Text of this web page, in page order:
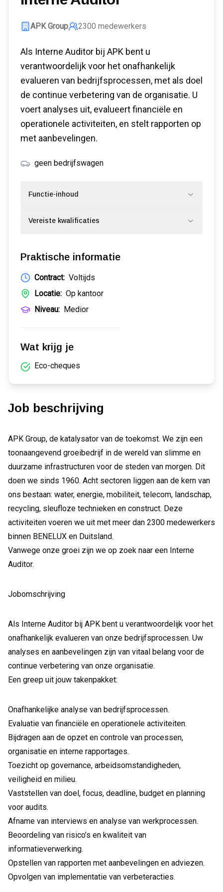
APK Group 2300 medewerkers
Als Interne Auditor bij APK bent u
verantwoordelijk voor het onafhankelijk
evalueren van bedrijfsprocessen, met als doel
de continue verbetering van de organisatie. U
voert analyses uit, evalueert financiële en
operationele activiteiten, en stelt rapporten op
met aanbevelingen.
geen bedrijfswagen
Functie-inhoud
Vereiste kwalificaties
Praktische informatie
Contract: Voltijds
Locatie: Op kantoor
Niveau: Medior
Wat krijg je
Eco-cheques
Job beschrijving
APK Group, de katalysator van de toekomst. We zijn een
toonaangevend groeibedrijf in de wereld van slimme en
duurzame infrastructuren voor de steden van morgen. Dit
doen we sinds 1960. Acht sectoren liggen aan de kern van
ons bestaan: water, energie, mobiliteit, telecom, landschap,
recycling, sleufloze technieken en construct. Deze
activiteiten voeren we uit met meer dan 2300 medewerkers
binnen BENELUX en Duitsland.
Vanwege onze groei zijn we op zoek naar een Interne
Auditor.
Jobomschrijving
Als Interne Auditor bij APK bent u verantwoordelijk voor het
onafhankelijk evalueren van onze bedrijfsprocessen. Uw
analyses en aanbevelingen zijn van vitaal belang voor de
continue verbetering van onze organisatie.
Een greep uit jouw takenpakket:
Onafhankelijke analyse van bedrijfsprocessen.
Evaluatie van financiële en operationele activiteiten.
Bijdragen aan de opzet en controle van processen,
organisatie en interne rapportages.
Toezicht op governance, arbeidsomstandigheden,
veiligheid en milieu.
Vaststellen van doel, focus, deadline, budget en planning
voor audits.
Afname van interviews en analyse van werkprocessen.
Beoordeling van risico’s en kwaliteit van
informatieverwerking.
Opstellen van rapporten met aanbevelingen en adviezen.
Opvolgen van implementatie van verbeteracties.